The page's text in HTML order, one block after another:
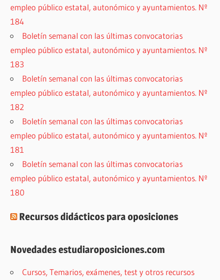
empleo público estatal, autonómico y ayuntamientos. Nº
184
Boletín semanal con las últimas convocatorias
empleo público estatal, autonómico y ayuntamientos. Nº
183
Boletín semanal con las últimas convocatorias
empleo público estatal, autonómico y ayuntamientos. Nº
182
Boletín semanal con las últimas convocatorias
empleo público estatal, autonómico y ayuntamientos. Nº
181
Boletín semanal con las últimas convocatorias
empleo público estatal, autonómico y ayuntamientos. Nº
180
Recursos didácticos para oposiciones
Novedades estudiaroposiciones.com
Cursos, Temarios, exámenes, test y otros recursos